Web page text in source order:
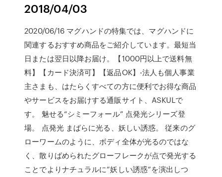
2018/04/03
2020/06/16 マグハンドの特集では、マグハンドに
関連するおすすめ商品をご紹介しています。最短当
日または翌日以降お届け。【1000円以上で送料無
料】【カード決済可】【返品OK】-法人も個人事業
主さまも、はたらくすべての方に便利でお得な商品
やサービスをお届けする通販サイト、ASKULで
す。 魅せる“シミーフォール” 点発光シリーズ登
場。 点発光 まばらに光る、妖しい誘惑。 従来のグ
ローワームのように、ボディ全体が光るのではな
く、散りばめられたグローフレークが点で発光する
ことでよりナチュラルに”妖しい誘惑”を演出しつ